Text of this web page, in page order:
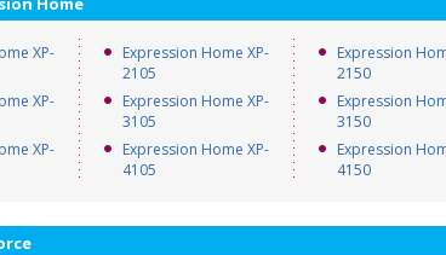
XP-
Expression Home XP-
2105
Expression
2150
XP-
Expression Home XP-
3105
Expression
3150
XP-
Expression Home XP-
4105
Expression
4150